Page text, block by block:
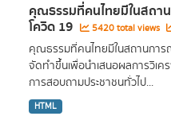
คุณธรรมที่คนไทยมีในสถา
โควิด 19 5420 total views
คุณธรรมที่คนไทยมีในสถานการ
จัดทำขึ้นเพื่อนำเสนอผลการวิเค
การสอบถามประชาชนทั่วไป...
HTML